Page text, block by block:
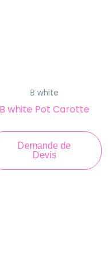
B white
B white Pot Carotte
Demande de
Devis